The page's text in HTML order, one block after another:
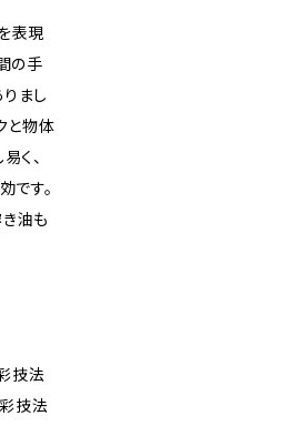
表現
の手
まし
と物体
く、
です。
油も
技法
技法